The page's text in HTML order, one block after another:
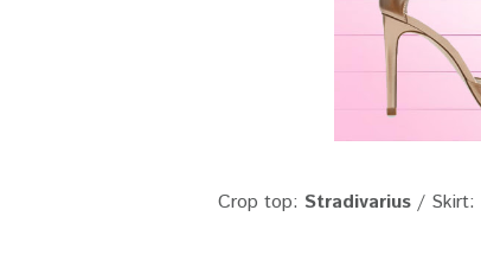
Crop top: Stradivarius/ Skirt: